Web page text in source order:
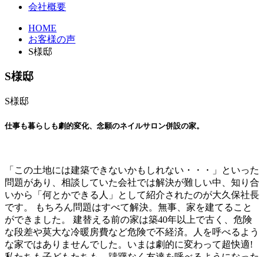
会社概要
HOME
お客様の声
S様邸
S様邸
S様邸
仕事も暮らしも劇的変化、念願のネイルサロン併設の家。
「この土地には建築できないかもしれない・・・」といった
問題があり、相談していた会社では解決が難しい中、知り合
いから「何とかできる人」として紹介されたのが大久保社長
です。 もちろん問題はすべて解決。無事、家を建てること
ができました。 建替える前の家は築40年以上で古く、危険
な段差や莫大な冷暖房費など危険で不経済。人を呼べるよう
な家ではありませんでした。いまは劇的に変わって超快適!